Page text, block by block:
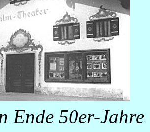
Ende 50er-Jahre